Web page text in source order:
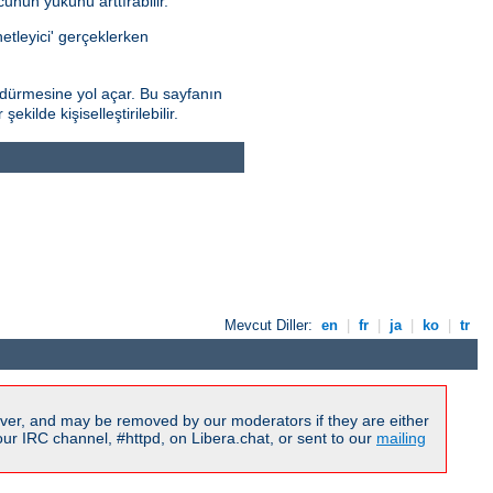
gerçeklerken
yol açar. Bu sayfanın
şekilde kişiselleştirilebilir.
Mevcut Diller: en fr ja ko tr
and may be removed by our moderators if they are either
IRC channel, #httpd, on Libera.chat, or sent to our mailing